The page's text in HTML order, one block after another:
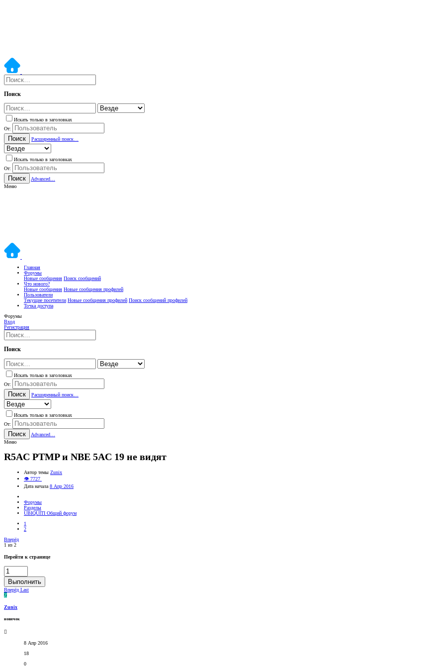
Поиск
Искать только в заголовках
От:
Поиск Расширенный поиск…
Искать только в заголовках
От:
Поиск
Advanced…
Меню
Главная
Форумы
Новые сообщения Поиск сообщений
Что нового?
Новые сообщения Новые сообщения профилей
Пользователи
Текущие посетители Новые сообщения профилей Поиск сообщений профилей
Точка доступа
Форумы
Вход
Регистрация
Поиск
Искать только в заголовках
От:
Поиск Расширенный поиск…
Искать только в заголовках
От:
Поиск
Advanced…
Меню
R5AC PTMP и NBE 5AC 19 не видят
Автор темы Zunix
👁 7727
Дата начала 8 Апр 2016
Форумы
Разделы
UBIQUITI Общий форум
1
2
Вперёд
1 из 2
Перейти к странице
Выполнить
Вперёд Last
Z
Zunix
новичок
8 Апр 2016
18
0